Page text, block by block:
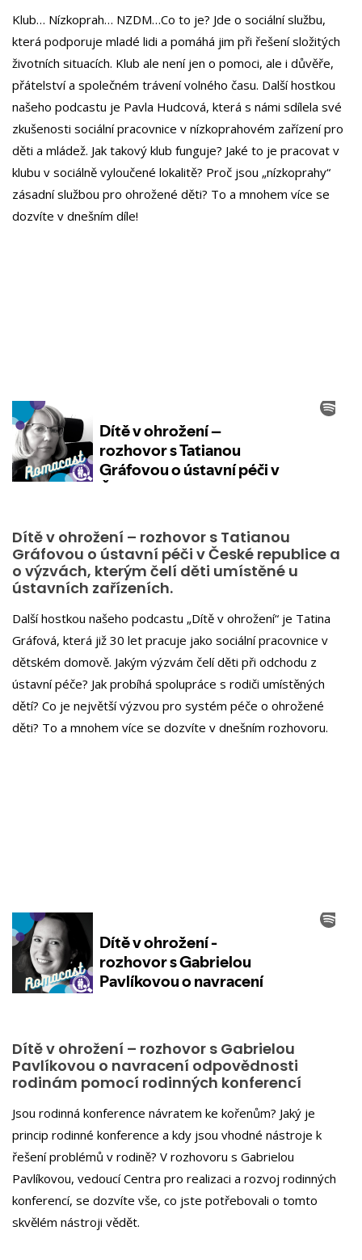
Klub… Nízkoprah… NZDM…Co to je? Jde o sociální službu,
která podporuje mladé lidi a pomáhá jim při řešení složitých
životních situacích. Klub ale není jen o pomoci, ale i důvěře,
přátelství a společném trávení volného času. Další hostkou
našeho podcastu je Pavla Hudcová, která s námi sdílela své
zkušenosti sociální pracovnice v nízkoprahovém zařízení pro
děti a mládež. Jak takový klub funguje? Jaké to je pracovat v
klubu v sociálně vyloučené lokalitě? Proč jsou „nízkoprahy“
zásadní službou pro ohrožené děti? To a mnohem více se
dozvíte v dnešním díle!
Dítě v ohrožení – rozhovor s Tatianou
Gráfovou o ústavní péči v České republice a
o výzvách, kterým čelí děti umístěné u
ústavních zařízeních.
Další hostkou našeho podcastu „Dítě v ohrožení“ je Tatina
Gráfová, která již 30 let pracuje jako sociální pracovnice v
dětském domově. Jakým výzvám čelí děti při odchodu z
ústavní péče? Jak probíhá spolupráce s rodiči umístěných
dětí? Co je největší výzvou pro systém péče o ohrožené
děti? To a mnohem více se dozvíte v dnešním rozhovoru.
Dítě v ohrožení – rozhovor s Gabrielou
Pavlíkovou o navracení odpovědnosti
rodinám pomocí rodinných konferencí
Jsou rodinná konference návratem ke kořenům? Jaký je
princip rodinné konference a kdy jsou vhodné nástroje k
řešení problémů v rodině? V rozhovoru s Gabrielou
Pavlíkovou, vedoucí Centra pro realizaci a rozvoj rodinných
konferencí, se dozvíte vše, co jste potřebovali o tomto
skvělém nástroji vědět.